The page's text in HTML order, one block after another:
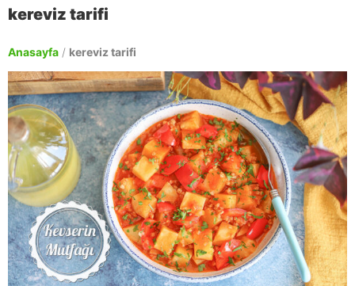
kereviz tarifi
Anasayfa / kereviz tarifi